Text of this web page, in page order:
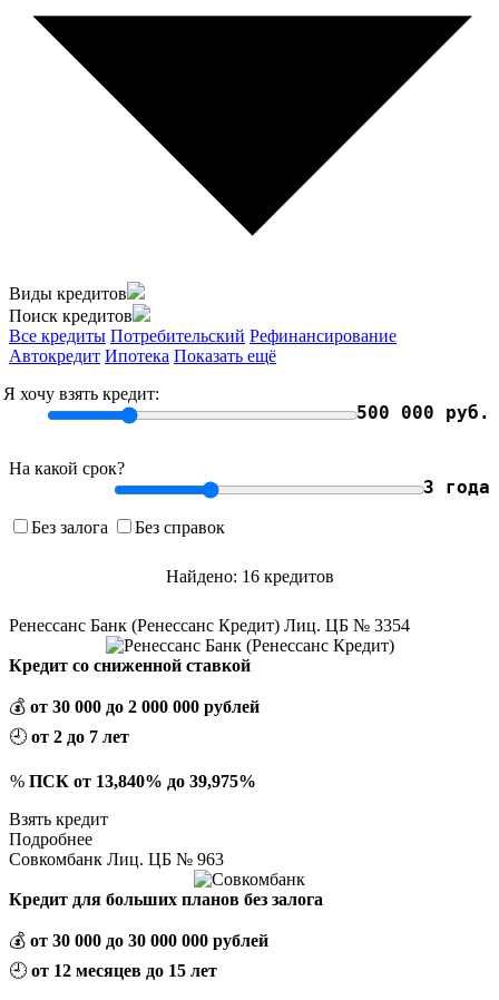
Виды кредитов
Поиск кредитов
Все кредиты Потребительский Рефинансирование
Автокредит Ипотека Показать ещё
Я хочу взять кредит:
500 000 руб.
На какой срок?
3 года
Без залога Без справок
Найдено: 16 кредитов
Ренессанс Банк (Ренессанс Кредит) Лиц. ЦБ № 3354
Кредит со сниженной ставкой
💰 от 30 000 до 2 000 000 рублей
🕘 от 2 до 7 лет
% ПСК от 13,840% до 39,975%
Взять кредит
Подробнее
Совкомбанк Лиц. ЦБ № 963
Кредит для больших планов без залога
💰 от 30 000 до 30 000 000 рублей
🕘 от 12 месяцев до 15 лет